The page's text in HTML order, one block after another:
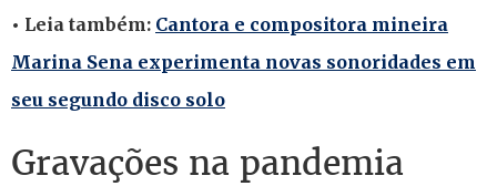
• Leia também: Cantora e compositora mineira
Marina Sena experimenta novas sonoridades em
seu segundo disco solo
Gravações na pandemia